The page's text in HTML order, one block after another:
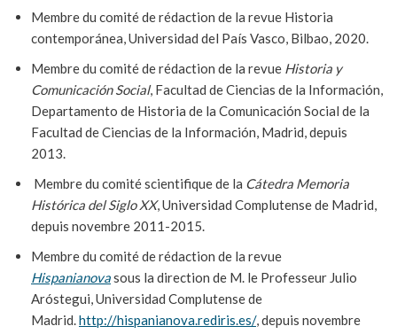
Membre du comité de rédaction de la revue Historia
contemporánea, Universidad del País Vasco, Bilbao, 2020.
Membre du comité de rédaction de la revue Historia y
Comunicación Social, Facultad de Ciencias de la Información,
Departamento de Historia de la Comunicación Social de la
Facultad de Ciencias de la Información, Madrid, depuis
2013.
Membre du comité scientifique de la Cátedra Memoria
Histórica del Siglo XX, Universidad Complutense de Madrid,
depuis novembre 2011-2015.
Membre du comité de rédaction de la revue
Hispanianovasous la direction de M. le Professeur Julio
Aróstegui, Universidad Complutense de
Madrid.http://hispanianova.rediris.es/, depuis novembre